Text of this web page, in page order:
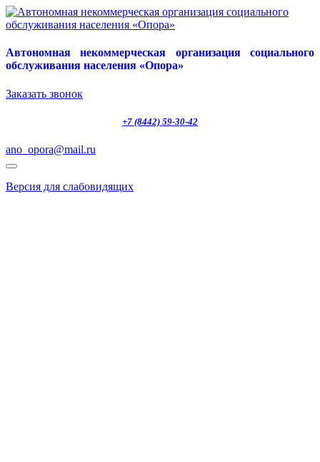
Автономная некоммерческая организация социального
обслуживания населения «Опора»
Заказать звонок
+7 (8442) 59-30-42
ano_opora@mail.ru
Версия для слабовидящих